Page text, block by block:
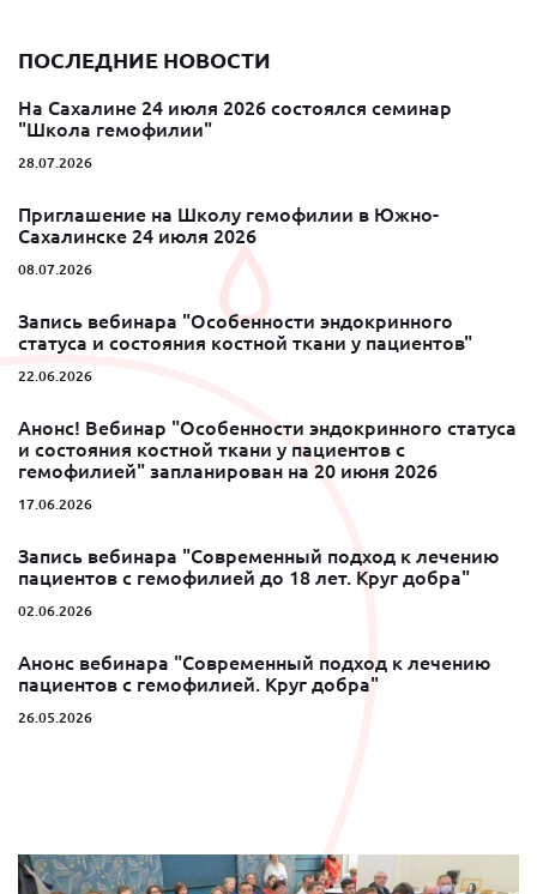
ПОСЛЕДНИЕ НОВОСТИ
На Сахалине 24 июля 2026 состоялся семинар
"Школа гемофилии"
28.07.2026
Приглашение на Школу гемофилии в Южно-
Сахалинске 24 июля 2026
08.07.2026
Запись вебинара "Особенности эндокринного
статуса и состояния костной ткани у пациентов"
22.06.2026
Анонс! Вебинар "Особенности эндокринного статуса
и состояния костной ткани у пациентов с
гемофилией" запланирован на 20 июня 2026
17.06.2026
Запись вебинара "Современный подход к лечению
пациентов с гемофилией до 18 лет. Круг добра"
02.06.2026
Анонс вебинара "Современный подход к лечению
пациентов с гемофилией. Круг добра"
26.05.2026